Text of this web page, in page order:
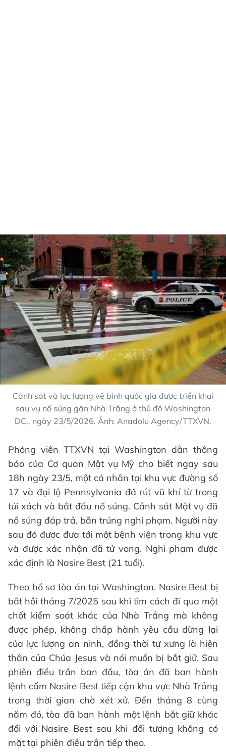
Cảnh sát và lực lượng vệ binh quốc gia được triển khai
sau vụ nổ súng gần Nhà Trắng ở thủ đô Washington
DC., ngày 23/5/2026. Ảnh: Anadolu Agency/TTXVN.
Phóng viên TTXVN tại Washington dẫn thông
báo của Cơ quan Mật vụ Mỹ cho biết ngay sau
18h ngày 23/5, một cá nhân tại khu vực đường số
17 và đại lộ Pennsylvania đã rút vũ khí từ trong
túi xách và bắt đầu nổ súng. Cảnh sát Mật vụ đã
nổ súng đáp trả, bắn trúng nghi phạm. Người này
sau đó được đưa tới một bệnh viện trong khu vực
và được xác nhận đã tử vong. Nghi phạm được
xác định là Nasire Best (21 tuổi).
Theo hồ sơ tòa án tại Washington, Nasire Best bị
bắt hồi tháng 7/2025 sau khi tìm cách đi qua một
chốt kiểm soát khác của Nhà Trắng mà không
được phép, không chấp hành yêu cầu dừng lại
của lực lượng an ninh, đồng thời tự xưng là hiện
thân của Chúa Jesus và nói muốn bị bắt giữ. Sau
phiên điều trần ban đầu, tòa án đã ban hành
lệnh cấm Nasire Best tiếp cận khu vực Nhà Trắng
trong thời gian chờ xét xử. Đến tháng 8 cùng
năm đó, tòa đã ban hành một lệnh bắt giữ khác
đối với Nasire Best sau khi đối tượng không có
mặt tại phiên điều trần tiếp theo.